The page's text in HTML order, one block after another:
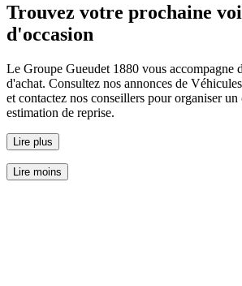
Trouvez votre prochaine
d'occasion
Le Groupe Gueudet 1880 vous accompagne
d'achat. Consultez nos annonces de
et contactez nos conseillers pour organiser
estimation de reprise.
Lire plus
Lire moins